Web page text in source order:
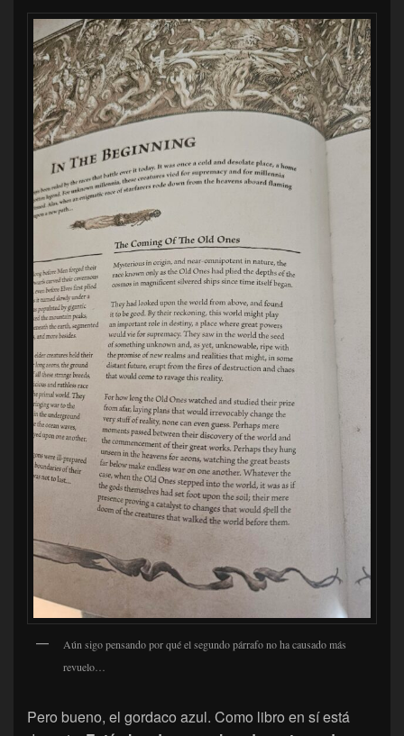
Aún sigo pensando por qué el segundo párrafo no ha causado más
revuelo…
Pero bueno, el gordaco azul. Como libro en sí está